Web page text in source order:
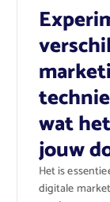
wat
jouw
Het is
digitale